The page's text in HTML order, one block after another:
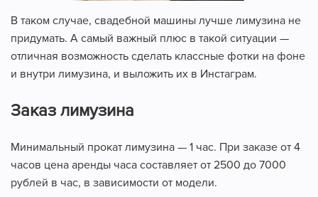
В таком случае, свадебной машины лучше лимузина не
придумать. А самый важный плюс в такой ситуации —
отличная возможность сделать классные фотки на фоне
и внутри лимузина, и выложить их в Инстаграм.
Заказ лимузина
Минимальный прокат лимузина — 1 час. При заказе от 4
часов цена аренды часа составляет от 2500 до 7000
рублей в час, в зависимости от модели.